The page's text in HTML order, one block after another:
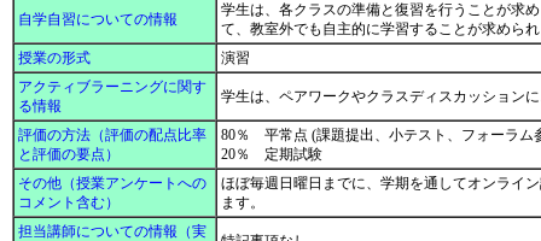
自学自習についての情報
学生は、各クラスの準備と復習を行うことが求
て、教室外でも自主的に学習することが求めら
授業の形式
演習
アクティブラーニングに関す
る情報
学生は、ペアワークやクラスディスカッション
評価の方法（評価の配点比率
と評価の要点）
80％ 平常点 (課題提出、小テスト、フォーラム
20％ 定期試験
その他（授業アンケートへの
コメント含む）
ほぼ毎週日曜日までに、学期を通してオンライ
ます。
担当講師についての情報（実